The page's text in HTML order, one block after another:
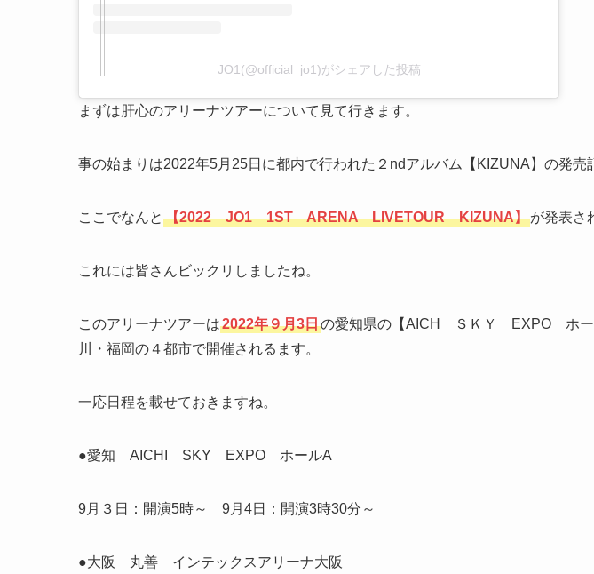
JO1(@official_jo1)がシェアした投稿
まずは肝心のアリーナツアーについて見て行きます。
事の始まりは2022年5月25日に都内で行われた２ndアルバム【KIZUNA】の発売
ここでなんと 【2022 JO1 1ST ARENA LIVETOUR KIZUNA】が発表さ
これには皆さんビックリしましたね。
このアリーナツアーは2022年９月3日の愛知県の【AICH ＳＫＹ EXPO ホー
川・福岡の４都市で開催されるます。
一応日程を載せておきますね。
●愛知 AICHI SKY EXPO ホールA
9月３日：開演5時～ 9月4日：開演3時30分～
●大阪 丸善 インテックスアリーナ大阪